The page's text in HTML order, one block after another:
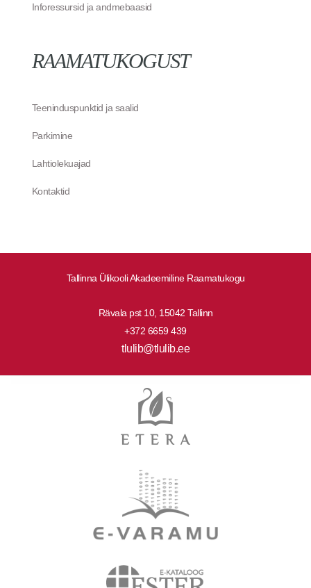
Tallinna Ülikooli Akadeemiline Raamatukogu
Rävala pst 10, 15042 Tallinn
+372 6659 439
tlulib@tlulib.ee
Inforessursid ja andmebaasid
RAAMATUKOGUST
Teeninduspunktid ja saalid
Parkimine
Lahtiolekuajad
Kontaktid